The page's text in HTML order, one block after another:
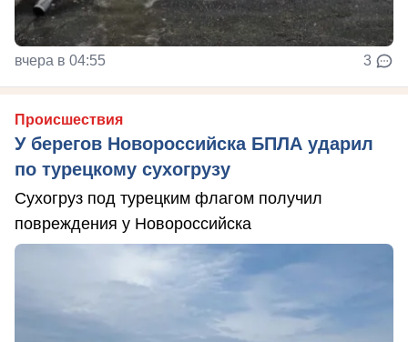
вчера в 04:55 3
Происшествия
У берегов Новороссийска БПЛА ударил
по турецкому сухогрузу
Сухогруз под турецким флагом получил
повреждения у Новороссийска